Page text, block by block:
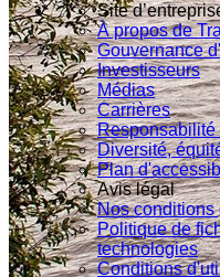
Site
À propos de
Gouvernance
Investisseurs
Médias
Carrières
Responsabilité
Diversité,
Plan
Avis légal
Nos conditions
Politique de
technologies
Conditions